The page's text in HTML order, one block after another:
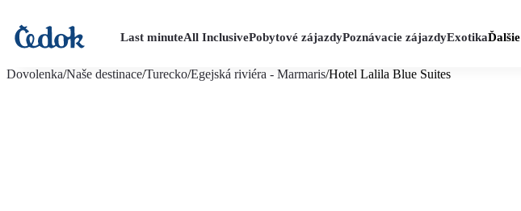
Last minuteAll InclusivePobytové zájazdyPoznávacie zájazdyExotikaĎalšie
Dovolenka/Naše destinace/Turecko/Egejská riviéra - Marmaris/Hotel Lalila Blue Suites